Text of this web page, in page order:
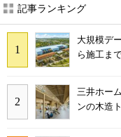
記事ランキング
大規模デ
ら施工ま
三井ホー
ンの木造